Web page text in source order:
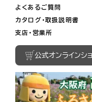
よくあるご質問
カタログ・取扱説明書
支店・営業所
公式オンラインシ